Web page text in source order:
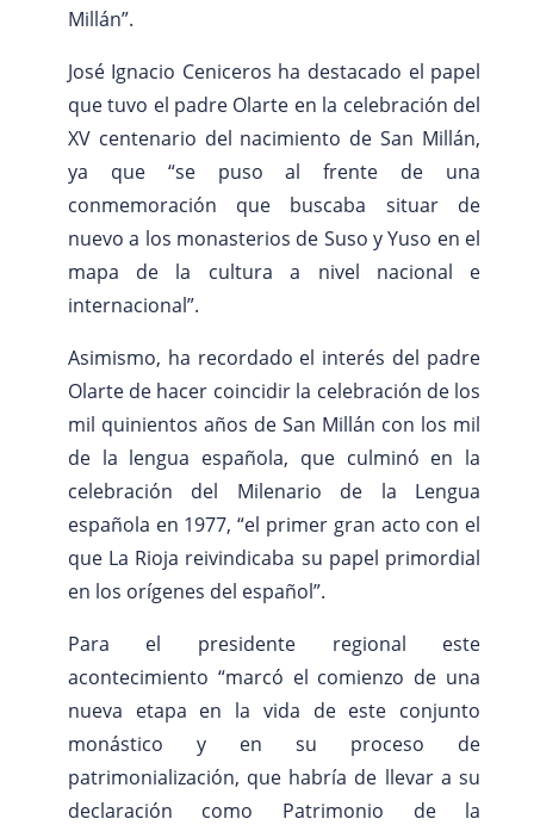
Millán”.
José Ignacio Ceniceros ha destacado el papel
que tuvo el padre Olarte en la celebración del
XV centenario del nacimiento de San Millán,
ya que “se puso al frente de una
conmemoración que buscaba situar de
nuevo a los monasterios de Suso y Yuso en el
mapa de la cultura a nivel nacional e
internacional”.
Asimismo, ha recordado el interés del padre
Olarte de hacer coincidir la celebración de los
mil quinientos años de San Millán con los mil
de la lengua española, que culminó en la
celebración del Milenario de la Lengua
española en 1977, “el primer gran acto con el
que La Rioja reivindicaba su papel primordial
en los orígenes del español”.
Para el presidente regional este
acontecimiento “marcó el comienzo de una
nueva etapa en la vida de este conjunto
monástico y en su proceso de
patrimonialización, que habría de llevar a su
declaración como Patrimonio de la